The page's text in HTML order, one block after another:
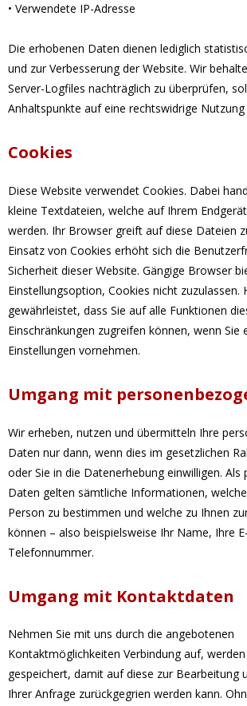
• Verwendete IP-Adresse
Die erhobenen Daten dienen lediglich
und zur Verbesserung der Website. Wir
Server-Logfiles nachträglich zu überprüfen,
Anhaltspunkte auf eine rechtswidrige Nutzung
Cookies
Diese Website verwendet Cookies. Dabei
kleine Textdateien, welche auf Ihrem
werden. Ihr Browser greift auf diese Dateien
Einsatz von Cookies erhöht sich die
Sicherheit dieser Website. Gängige Browser
Einstellungsoption, Cookies nicht zuzulassen.
gewährleistet, dass Sie auf alle Funktionen
Einschränkungen zugreifen können, wenn Sie
Einstellungen vornehmen.
Umgang mit
Wir erheben, nutzen und übermitteln Ihre
Daten nur dann, wenn dies im gesetzlichen
oder Sie in die Datenerhebung einwilligen. Als
Daten gelten sämtliche Informationen,
Person zu bestimmen und welche zu Ihnen
können – also beispielsweise Ihr Name, Ihre
Telefonnummer.
Umgang mit Kontaktdaten
Nehmen Sie mit uns durch die angebotenen
Kontaktmöglichkeiten Verbindung auf,
gespeichert, damit auf diese zur Bearbeitung
Ihrer Anfrage zurückgegriffen werden kann.